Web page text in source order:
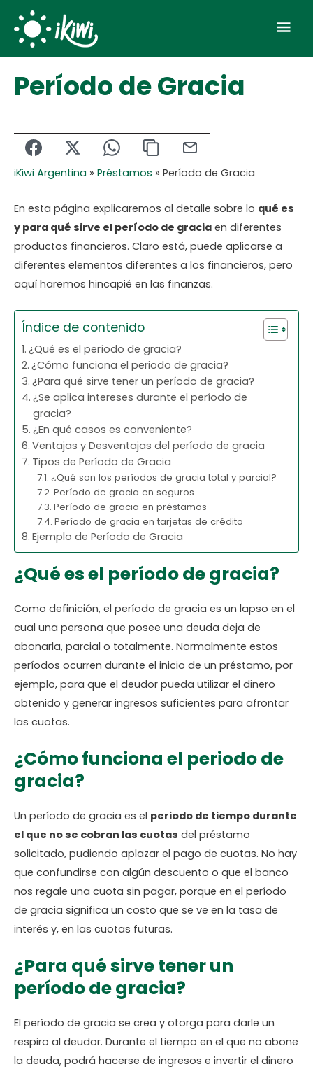
content
Período de Gracia
iKiwi Argentina » Préstamos » Período de Gracia
En esta página explicaremos al detalle sobre lo qué es
y para qué sirve el período de gracia en diferentes
productos financieros. Claro está, puede aplicarse a
diferentes elementos diferentes a los financieros, pero
aquí haremos hincapié en las finanzas.
Índice de contenido
¿Qué es el período de gracia?
¿Cómo funciona el periodo de gracia?
¿Para qué sirve tener un período de gracia?
¿Se aplica intereses durante el período de
gracia?
¿En qué casos es conveniente?
Ventajas y Desventajas del período de gracia
Tipos de Período de Gracia
¿Qué son los períodos de gracia total y parcial?
Período de gracia en seguros
Período de gracia en préstamos
Período de gracia en tarjetas de crédito
Ejemplo de Período de Gracia
¿Qué es el período de gracia?
Como definición, el período de gracia es un lapso en el
cual una persona que posee una deuda deja de
abonarla, parcial o totalmente. Normalmente estos
períodos ocurren durante el inicio de un préstamo, por
ejemplo, para que el deudor pueda utilizar el dinero
obtenido y generar ingresos suficientes para afrontar
las cuotas.
¿Cómo funciona el periodo de
gracia?
Un período de gracia es el periodo de tiempo durante
el que no se cobran las cuotas del préstamo
solicitado, pudiendo aplazar el pago de cuotas. No hay
que confundirse con algún descuento o que el banco
nos regale una cuota sin pagar, porque en el período
de gracia significa un costo que se ve en la tasa de
interés y, en las cuotas futuras.
¿Para qué sirve tener un
período de gracia?
El período de gracia se crea y otorga para darle un
respiro al deudor. Durante el tiempo en el que no abone
la deuda, podrá hacerse de ingresos e invertir el dinero